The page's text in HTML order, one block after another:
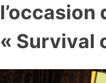
l’occasion
« Survival